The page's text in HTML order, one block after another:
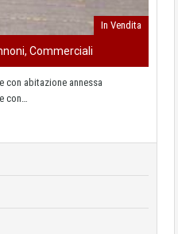
In Vendita
Commerciali
con abitazione annessa
con…